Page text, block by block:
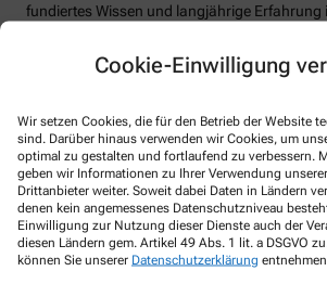
Cookie-Einwilligung
Wir setzen Cookies, die für den Betrieb der Website
sind. Darüber hinaus verwenden wir Cookies, um
optimal zu gestalten und fortlaufend zu verbessern.
geben wir Informationen zu Ihrer Verwendung
Drittanbieter weiter. Soweit dabei Daten in Ländern
denen kein angemessenes Datenschutzniveau
Einwilligung zur Nutzung dieser Dienste auch der
diesen Ländern gem. Artikel 49 Abs. 1 lit. a DSGVO
können Sie unserer Datenschutzerklärung
fundiertes Wissen und langjährige Erfahrung
Bestens bevorratet
Wir haben die gängigen homöopathischen
Komplexmittel verschiedener Firmen wie
Heel, Weleda u. a. vorrätig.
Im Rahmen einer Beratung fassen wir auch
in Röhrchen ab.